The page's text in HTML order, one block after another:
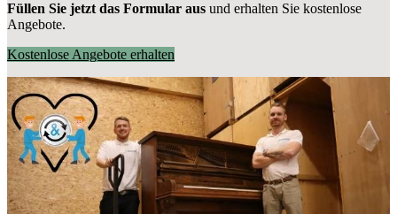
Füllen Sie jetzt das Formular aus und erhalten Sie kostenlose
Angebote.
Kostenlose Angebote erhalten